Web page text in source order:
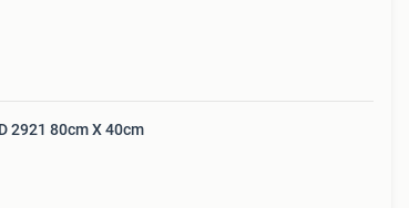
2921 80cm X 40cm